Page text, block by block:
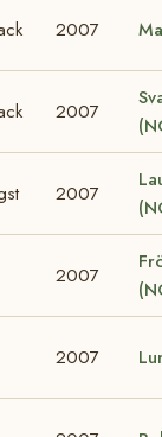
2007
2007
2007
2007
2007